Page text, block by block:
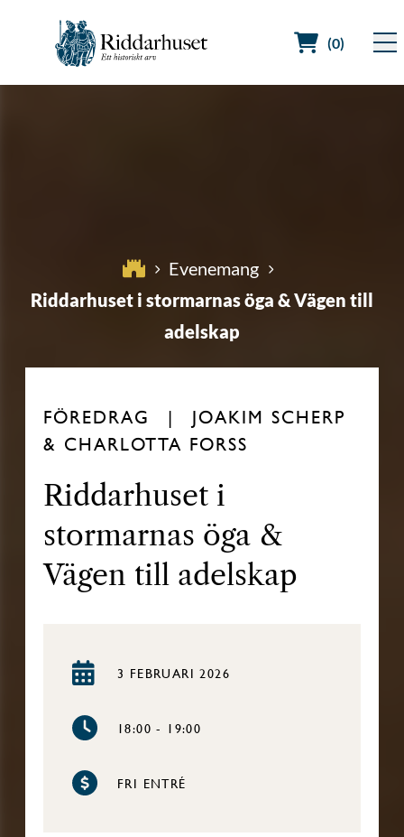
(0)
Evenemang
Riddarhuset i stormarnas öga & Vägen till
adelskap
FÖREDRAG
JOAKIM SCHERP
& CHARLOTTA FORSS
Riddarhuset i
stormarnas öga &
Vägen till adelskap
3 FEBRUARI 2026
18:00 - 19:00
FRI ENTRÉ